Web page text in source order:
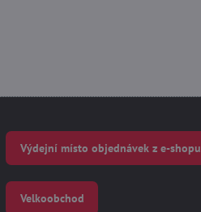
Výdejní místo objednávek z e-shopu
Velkoobchod